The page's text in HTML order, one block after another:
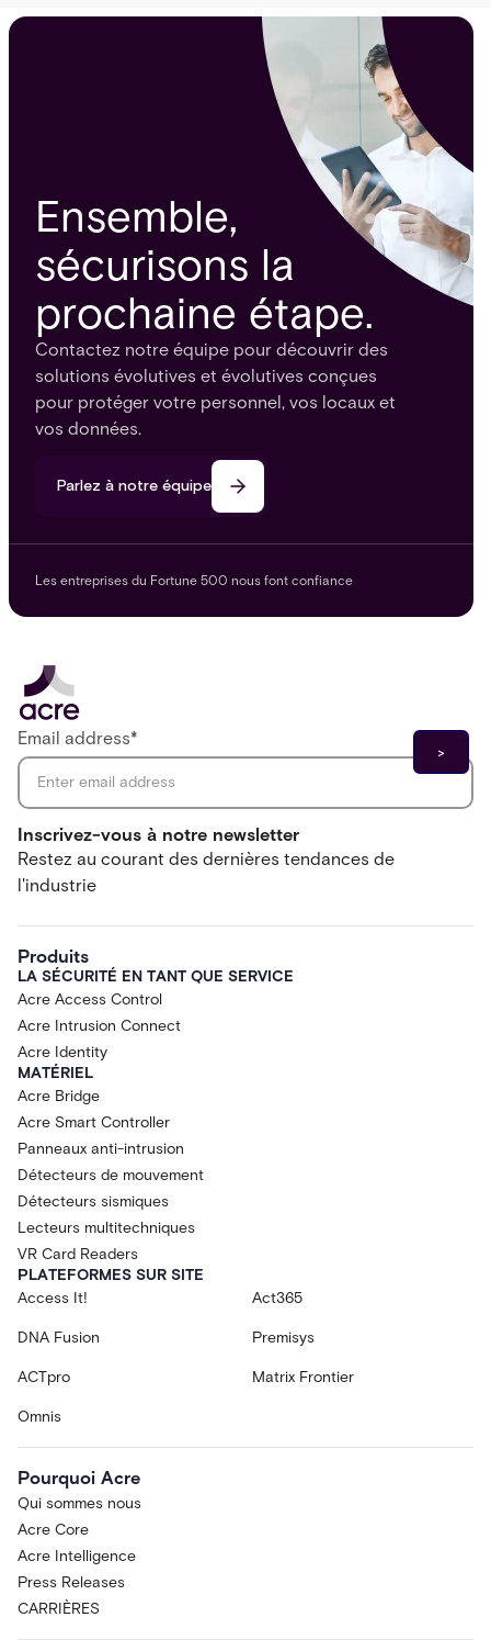
Ensemble,
sécurisons la
prochaine étape.
Contactez notre équipe pour découvrir des
solutions évolutives et évolutives conçues
pour protéger votre personnel, vos locaux et
vos données.
Parlez à notre équipe
Les entreprises du Fortune 500 nous font confiance
Inscrivez-vous à notre newsletter
Restez au courant des dernières tendances de
l'industrie
Email address*
Produits
LA SÉCURITÉ EN TANT QUE SERVICE
Acre Access Control
Acre Intrusion Connect
Acre Identity
MATÉRIEL
Acre Bridge
Acre Smart Controller
Panneaux anti-intrusion
Détecteurs de mouvement
Détecteurs sismiques
Lecteurs multitechniques
VR Card Readers
PLATEFORMES SUR SITE
Access It!
Act365
DNA Fusion Premisys
ACTpro Matrix Frontier
Omnis
Pourquoi Acre
Qui sommes nous
Acre Core
Acre Intelligence
Press Releases
CARRIÈRES